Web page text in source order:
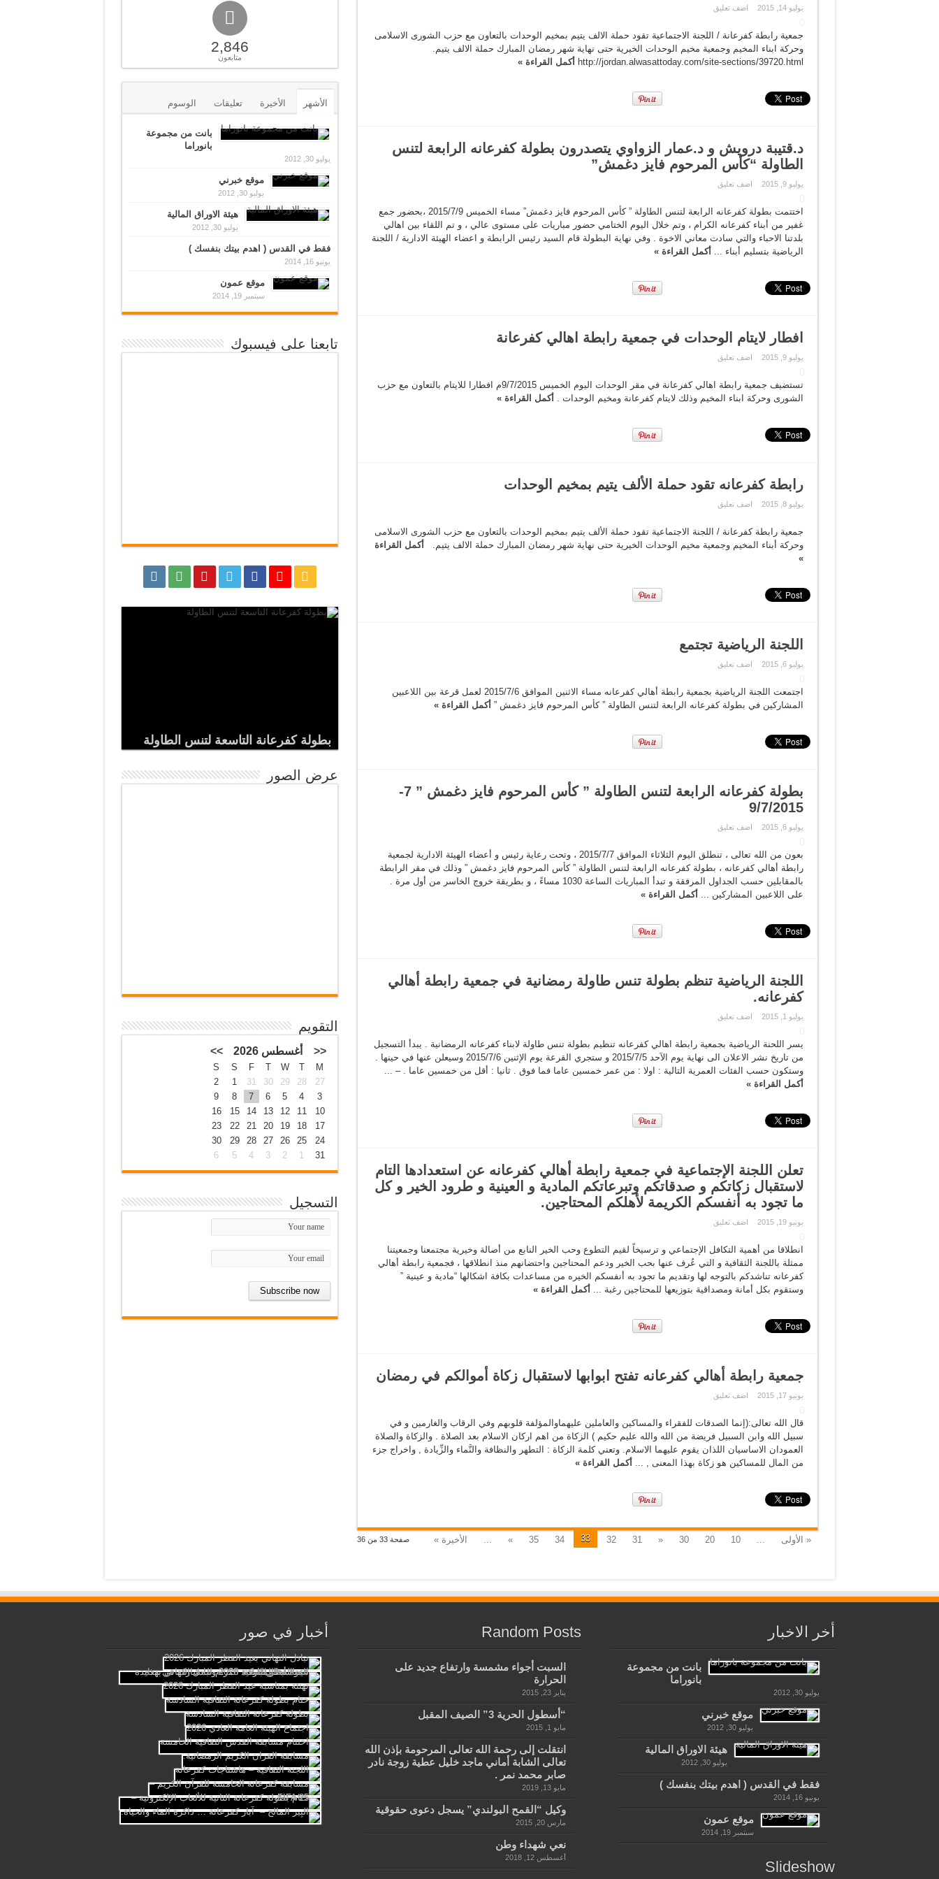
يوليو 14, 2015 اضف تعليق
جمعية رابطة كفرعانة / اللجنة الاجتماعية تقود حملة الالف يتيم بمخيم الوحدات بالتعاون مع حزب الشورى الاسلامى
وحركة ابناء المخيم وجمعية مخيم الوحدات الخيرية حتى نهاية شهر رمضان المبارك حملة الالف يتيم.
http://jordan.alwasattoday.com/site-sections/39720.html أكمل القراءة »
د.قتيبة درويش و د.عمار الزواوي يتصدرون بطولة كفرعانه الرابعة لتنس
الطاولة “كأس المرحوم فايز دغمش”
يوليو 9, 2015 اضف تعليق
اختتمت بطولة كفرعانه الرابعة لتنس الطاولة ” كأس المرحوم فايز دغمش” مساء الخميس 2015/7/9 ،بحضور جمع
غفير من أبناء كفرعانه الكرام ، وتم خلال اليوم الختامي حضور مباريات على مستوى عالي ، و تم اللقاء بين اهالي
بلدتنا الاحباء والتي سادت معاني الاخوة . وفي نهاية البطولة قام السيد رئيس الرابطة و اعضاء الهيئة الادارية / اللجنة
الرياضية بتسليم أبناء ... أكمل القراءة »
افطار لايتام الوحدات في جمعية رابطة اهالي كفرعانة
يوليو 9, 2015 اضف تعليق
تستضيف جمعية رابطة اهالي كفرعانة في مقر الوحدات اليوم الخميس 9/7/2015م افطارا للايتام بالتعاون مع حزب
الشورى وحركة ابناء المخيم وذلك لايتام كفرعانة ومخيم الوحدات . أكمل القراءة »
رابطة كفرعانه تقود حملة الألف يتيم بمخيم الوحدات
يوليو 8, 2015 اضف تعليق
جمعية رابطة كفرعانة / اللجنة الاجتماعية تقود حملة الألف يتيم بمخيم الوحدات بالتعاون مع حزب الشورى الاسلامى
وحركة أبناء المخيم وجمعية مخيم الوحدات الخيرية حتى نهاية شهر رمضان المبارك حملة الالف يتيم. أكمل القراءة
»
اللجنة الرياضية تجتمع
يوليو 6, 2015 اضف تعليق
اجتمعت اللجنة الرياضية بجمعية رابطة أهالي كفرعانه مساء الاثنين الموافق 2015/7/6 لعمل قرعة بين اللاعبين
المشاركين في بطولة كفرعانه الرابعة لتنس الطاولة ” كأس المرحوم فايز دغمش ” أكمل القراءة »
بطولة كفرعانه الرابعة لتنس الطاولة ” كأس المرحوم فايز دغمش ” 7-
9/7/2015
يوليو 6, 2015 اضف تعليق
بعون من الله تعالى ، تنطلق اليوم الثلاثاء الموافق 2015/7/7 ، وتحت رعاية رئيس و أعضاء الهيئة الادارية لجمعية
رابطة أهالي كفرعانه ، بطولة كفرعانه الرابعة لتنس الطاولة ” كأس المرحوم فايز دغمش ” وذلك في مقر الرابطة
بالمقابلين حسب الجداول المرفقة و تبدأ المباريات الساعة 1030 مساءً ، و بطريقة خروج الخاسر من أول مرة .
على اللاعبين المشاركين ... أكمل القراءة »
اللجنة الرياضية تنظم بطولة تنس طاولة رمضانية في جمعية رابطة أهالي
كفرعانه.
يوليو 1, 2015 اضف تعليق
يسر اللحنة الرياضية بجمعية رابطة اهالي كفرعانه تنظيم بطولة تنس طاولة لابناء كفرعانه الرمضانية . يبدأ التسجيل
من تاريخ نشر الاعلان الى نهاية يوم الآحد 2015/7/5 و ستجري القرعة يوم الإثنين 2015/7/6 وسيعلن عنها في حينها .
وستكون حسب الفئات العمرية التالية : اولا : من عمر خمسين عاما فما فوق . ثانيا : أقل من خمسين عاما . – ...
أكمل القراءة »
تعلن اللجنة الإجتماعية في جمعية رابطة أهالي كفرعانه عن استعدادها التام
لاستقبال زكاتكم و صدقاتكم وتبرعاتكم المادية و العينية و طرود الخير و كل
ما تجود به أنفسكم الكريمة لأهلكم المحتاجين.
يونيو 19, 2015 اضف تعليق
انطلاقا من أهمية التكافل الإجتماعي و ترسيخاً لقيم التطوع وحب الخير النابع من أصالة وخيرية مجتمعنا وجمعيتنا
ممثلة باللجنة الثقافية و التي عُرف عنها بحب الخير ودعم المحتاجين واحتضانهم منذ انطلاقها ، فجمعية رابطة أهالي
كفرعانه تناشدكم بالتوجه لها وتقديم ما تجود به أنفسكم الخيره من مساعدات بكافة اشكالها “مادية و عينية ”
وستقوم بكل أمانة ومصداقية بتوزيعها للمحتاجين رغبة ... أكمل القراءة »
جمعية رابطة أهالي كفرعانه تفتح ابوابها لاستقبال زكاة أموالكم في رمضان
يونيو 17, 2015 اضف تعليق
قال الله تعالى:(إنما الصدقات للفقراء والمساكين والعاملين عليهماوالمؤلفة قلوبهم وفي الرقاب والغارمين و في
سبيل الله وابن السبيل فريضة من الله والله عليم حكيم ) الزكاة من اهم اركان الاسلام بعد الصلاة . والزكاة والصلاة
العمودان الاساسيان اللذان يقوم عليهما الاسلام. وتعني كلمة الزكاة : التطهر والنظافة والنَّماء والزِّيادة , واخراج جزء
من المال للمساكين هو زكاة بهذا المعنى , ... أكمل القراءة »
صفحة 33 من 36 « الأولى ...
10
20
30
«
31
32
33
34
35
»
... الأخيرة »
2,846
متابعون
الأشهر الأخيرة تعليقات الوسوم
بانت من مجموعة
بانوراما
يوليو 30, 2012
موقع خبرني
يوليو 30, 2012
هيئة الاوراق المالية
يوليو 30, 2012
فقط في القدس ( اهدم بيتك بنفسك )
يونيو 16, 2014
موقع عمون
سبتمبر 19, 2014
تابعنا على فيسبوك
بطولة كفرعانة التاسعة لتنس الطاولة
عرض الصور
التقويم
<< أغسطس 2026 >>
M
T
W
T
F
S
S
27
28
29
30
31
1
2
3
4
5
6
7
8
9
10
11
12
13
14
15
16
17
18
19
20
21
22
23
24
25
26
27
28
29
30
31
1
2
3
4
5
6
التسجيل
أخر الاخبار
بانت من مجموعة
بانوراما
يوليو 30, 2012
موقع خبرني
يوليو 30, 2012
هيئة الاوراق المالية
يوليو 30, 2012
فقط في القدس ( اهدم بيتك بنفسك )
يونيو 16, 2014
موقع عمون
سبتمبر 19, 2014
Slideshow
Random Posts
السبت أجواء مشمسة وارتفاع جديد على
الحرارة
يناير 23, 2015
“أسطول الحرية 3” الصيف المقبل
مايو 1, 2015
انتقلت إلى رحمة الله تعالى المرحومة بإذن الله
تعالى الشابة أماني ماجد خليل عطية زوجة نادر
صابر محمد نمر .
مايو 13, 2019
وكيل “القمح البولندي” يسجل دعوى حقوقية
مارس 20, 2015
نعي شهداء وطن
أغسطس 12, 2018
أخبار في صور